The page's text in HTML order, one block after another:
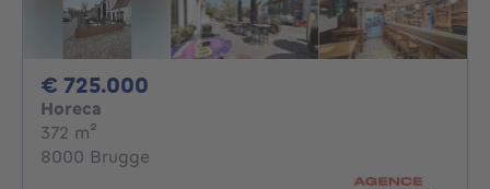
€ 725.000
Horeca
372 m²
8000 Brugge